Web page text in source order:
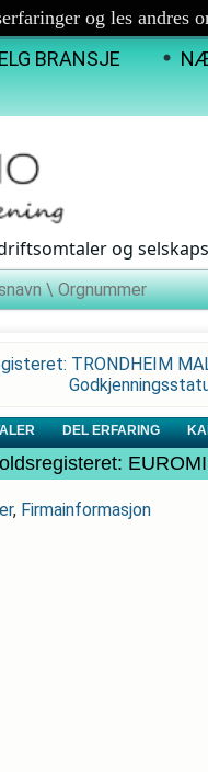
og les andres
BRANSJE
og
TRONDHEIM
DEL ERFARING
, Firmainformasjon